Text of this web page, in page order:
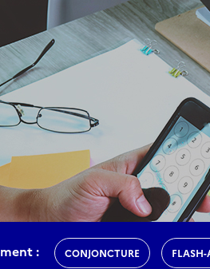
: CONJONCTURE FLASH-